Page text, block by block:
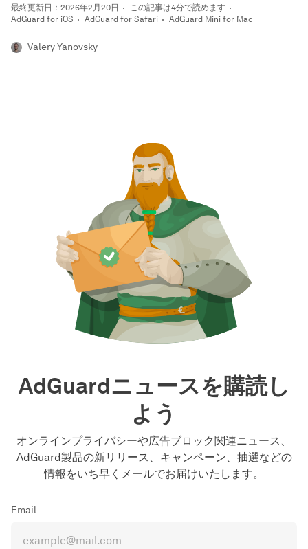
最終更新日：2026年2月20日
この記事は4分で読めます
AdGuard for iOS
AdGuard for Safari AdGuard Mini for Mac
Valery Yanovsky
AdGuardニュースを購読し
よう
オンラインプライバシーや広告ブロック関連ニュース、
AdGuard製品の新リリース、キャンペーン、抽選などの
情報をいち早くメールでお届けいたします。
Email